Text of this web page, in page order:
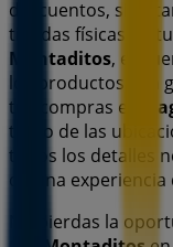
descuentos, sino
tiendas físicas de
Montaditos,
los productos con
tus compras este
tanto de las
todos los detalles
de una
No pierdas la